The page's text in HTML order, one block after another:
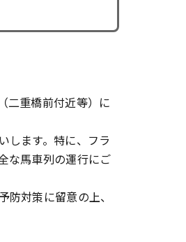
二重橋前付近等）に
します。特に、フラ
な馬車列の運行にご
対策に留意の上、